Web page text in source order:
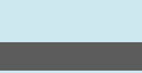
contenido